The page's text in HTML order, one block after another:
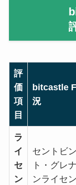
評
価
項
目
bitcastle
況
ラ
イ
セ
ン
セントビ
ト・グレ
ンライセ